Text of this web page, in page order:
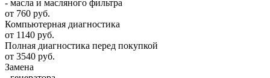
- масла и масляного фильтра
от 760 руб.
Компьютерная диагностика
от 1140 руб.
Полная диагностика перед покупкой
от 3540 руб.
Замена